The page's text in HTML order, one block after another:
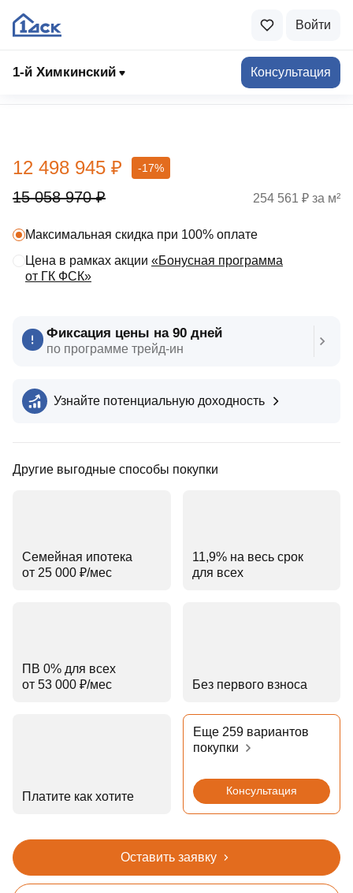
Войти
1-й Химкинский Консультация
Выбрать квартиру
15 058 970 ₽
12 498 945 ₽ -17%
Фиксация цены на 90 дней
по программе трейд‑ин
Узнайте потенциальную доходность
Другие выгодные способы покупки
Семейная ипотека
от 25 000 ₽⁠/⁠мес
11,9% на весь срок
для всех
ПВ 0% для всех
от 53 000 ₽⁠/⁠мес
Без первого взноса
Платите как хотите
Еще 259 вариантов
покупки
Консультация
Максимальная скидка при 100% оплате
Цена в рамках акции «Бонусная программа
от ГК ФСК»
254 561 ₽ за м²
Оставить заявку